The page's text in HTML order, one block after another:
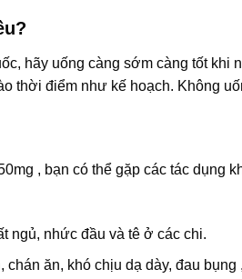
hãy uống càng sớm càng tốt
thời điểm như kế hoạch. Không
, bạn có thể gặp các tác dụng
ngủ, nhức đầu và tê ở các chi.
chán ăn, khó chịu dạ dày, đau bụng